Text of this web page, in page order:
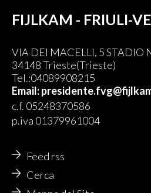
FIJLKAM - FRIULI-
VIA DEI MACELLI, 5 STADIO
34148 Trieste(Trieste)
Tel.:04089908215
Email:
c.f. 05248370586
p.iva 01379961004
Feed rss
Cerca